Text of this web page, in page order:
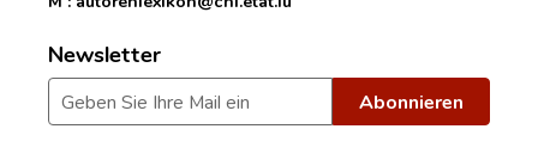
Newsletter